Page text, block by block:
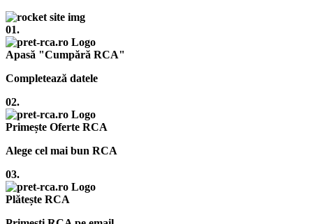
01.
Apasă "Cumpără RCA"
Completează datele
02.
Primește Oferte RCA
Alege cel mai bun RCA
03.
Plătește RCA